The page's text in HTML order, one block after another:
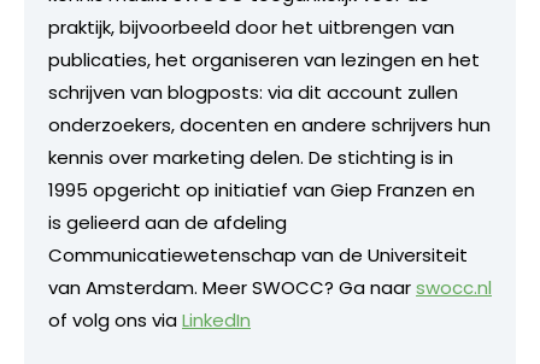
praktijk, bijvoorbeeld door het uitbrengen van
publicaties, het organiseren van lezingen en het
schrijven van blogposts: via dit account zullen
onderzoekers, docenten en andere schrijvers hun
kennis over marketing delen. De stichting is in
1995 opgericht op initiatief van Giep Franzen en
is gelieerd aan de afdeling
Communicatiewetenschap van de Universiteit
van Amsterdam. Meer SWOCC? Ga naarswocc.nl
of volg ons viaLinkedIn